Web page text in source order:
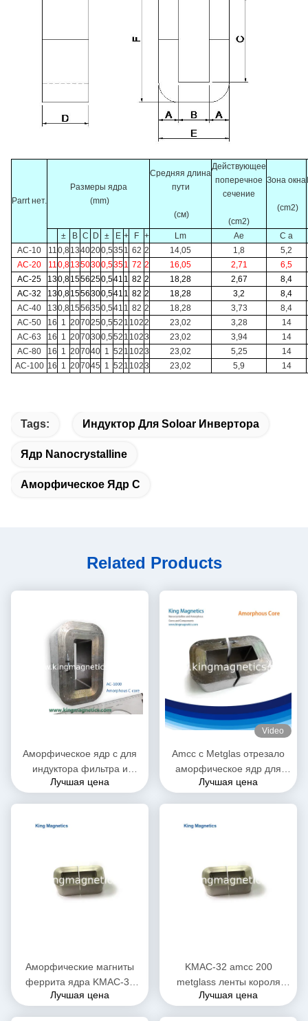
Parrt нет.
Размеры ядра
(mm)
Средняя длина
пути
(см)
Действующее
поперечное
сечение
(cm2)
Зона окна
(cm2)
± B C D ± E + F + Lm Ae
С a
AC-10
11 0,81340200,535 1 62 2 14,05 1,8
5,2
AC-20
11 0,81350300,5351 72 2 16,05 2,71
6,5
AC-25
130,81556250,541 1 82 2 18,28 2,67
8,4
AC-32
130,81556300,541 1 82 2 18,28 3,2
8,4
AC-40
130,81556350,541 1 82 2 18,28 3,73
8,4
AC-50
16 1 2070250,552 1 1022 23,02 3,28
14
AC-63
16 1 2070300,552 1 1023 23,02 3,94
14
AC-80
16 1 207040 1 52 1 1023 23,02 5,25
14
AC-100 16 1 207045 1 52 1 1023 23,02 5,9 14
Tags: Индуктор Для Soloar Инвертора
Ядр Nanocrystalline
Аморфическое Ядр C
Related Products
Аморфическое ядр c для
индуктора фильтра и
дросселя PFC сделанных
Лучшая цена
Video
Amcc c Metglas отрезало
аморфическое ядр для
высокочастотного и аудио
Лучшая цена
Аморфические магниты
феррита ядра KMAC-32
для высокой плотности
Лучшая цена
KMAC-32 amcc 200
metglass ленты короля
Magnetics ядр не-Кристл
Лучшая цена